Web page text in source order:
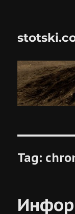
Tag: